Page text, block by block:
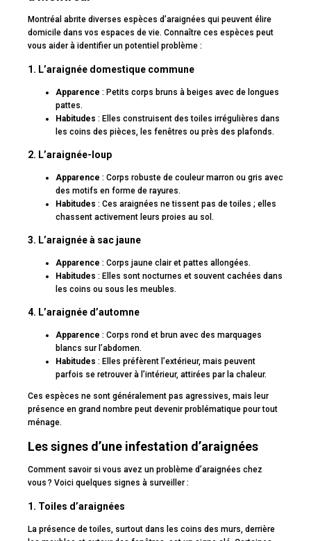
Montréal abrite diverses espèces d’araignées qui peuvent élire
domicile dans vos espaces de vie. Connaître ces espèces peut
vous aider à identifier un potentiel problème :
1. L’araignée domestique commune
Apparence : Petits corps bruns à beiges avec de longues
pattes.
Habitudes : Elles construisent des toiles irrégulières dans
les coins des pièces, les fenêtres ou près des plafonds.
2. L’araignée-loup
Apparence : Corps robuste de couleur marron ou gris avec
des motifs en forme de rayures.
Habitudes : Ces araignées ne tissent pas de toiles ; elles
chassent activement leurs proies au sol.
3. L’araignée à sac jaune
Apparence : Corps jaune clair et pattes allongées.
Habitudes : Elles sont nocturnes et souvent cachées dans
les coins ou sous les meubles.
4. L’araignée d’automne
Apparence : Corps rond et brun avec des marquages
blancs sur l’abdomen.
Habitudes : Elles préfèrent l’extérieur, mais peuvent
parfois se retrouver à l’intérieur, attirées par la chaleur.
Ces espèces ne sont généralement pas agressives, mais leur
présence en grand nombre peut devenir problématique pour tout
ménage.
Les signes d’une infestation d’araignées
Comment savoir si vous avez un problème d’araignées chez
vous ? Voici quelques signes à surveiller :
1. Toiles d’araignées
La présence de toiles, surtout dans les coins des murs, derrière